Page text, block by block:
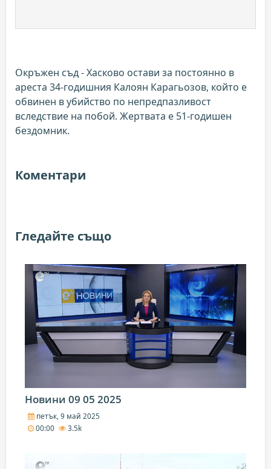
Окръжен съд - Хасково остави за постоянно в
ареста 34-годишния Калоян Карагьозов, който е
обвинен в убийство по непредпазливост
вследствие на побой. Жертвата е 51-годишен
бездомник.
Коментари
Гледайте също
Новини 09 05 2025
петък, 9 май 2025
00:00
3.5k